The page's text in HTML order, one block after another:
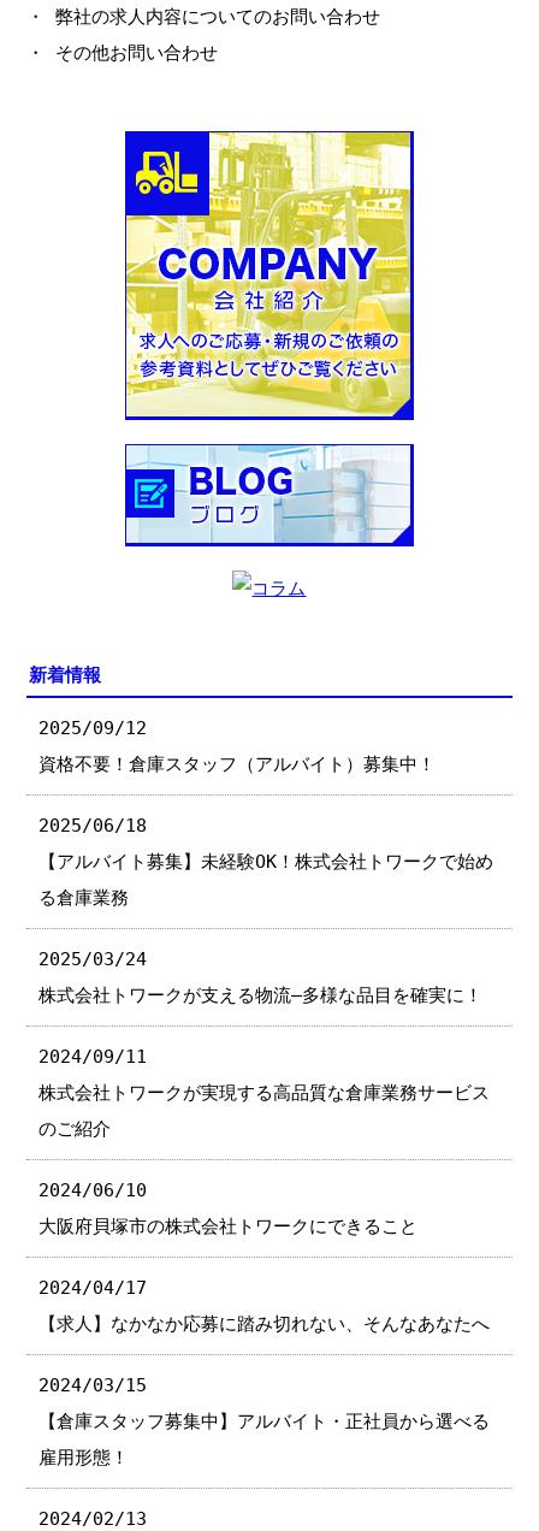
・ 弊社の求人内容についてのお問い合わせ
・ その他お問い合わせ
新着情報
2025/09/12
資格不要！倉庫スタッフ（アルバイト）募集中！
2025/06/18
【アルバイト募集】未経験OK！株式会社トワークで始め
る倉庫業務
2025/03/24
株式会社トワークが支える物流—多様な品目を確実に！
2024/09/11
株式会社トワークが実現する高品質な倉庫業務サービス
のご紹介
2024/06/10
大阪府貝塚市の株式会社トワークにできること
2024/04/17
【求人】なかなか応募に踏み切れない、そんなあなたへ
2024/03/15
【倉庫スタッフ募集中】アルバイト・正社員から選べる
雇用形態！
2024/02/13